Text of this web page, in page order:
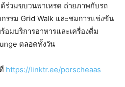
ร่วมขบวนพาเหรด ถ่ายภาพกับรถ
รรม Grid Walk และชมการแข่งขัน
มบริการอาหารและเครื่องดื่ม
ตลอดทั้งวัน
https://linktr.ee/porscheaas